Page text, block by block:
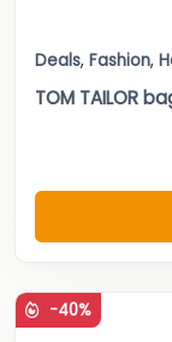
Deals, Fashion,
TOM TAILOR
-40%